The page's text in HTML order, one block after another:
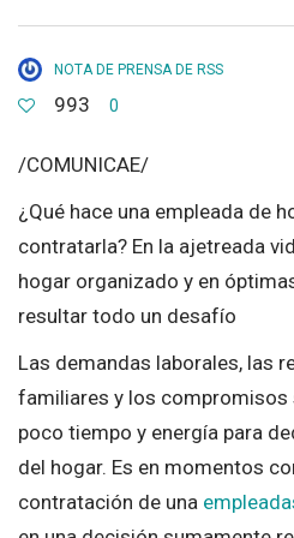
NOTA DE PRENSA DE RSS
993 0
/COMUNICAE/
¿Qué hace una empleada de
contratarla? En la ajetreada
hogar organizado y en
resultar todo un desafío
Las demandas laborales, las
familiares y los compromisos
poco tiempo y energía para
del hogar. Es en momentos
contratación de una